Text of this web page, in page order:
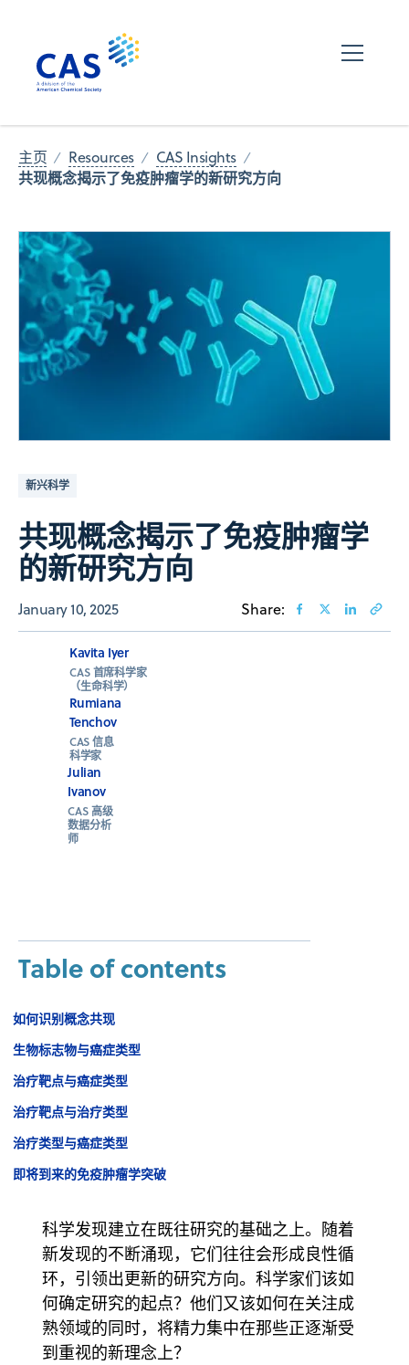
主页 Resources CAS Insights
共现概念揭示了免疫肿瘤学的新研究方向
新兴科学
共现概念揭示了免疫肿瘤学
的新研究方向
January 10, 2025 Share:
Kavita Iyer
CAS 首席科学家
（生命科学）
Rumiana
Tenchov
CAS 信息
科学家
Julian
Ivanov
CAS 高级
数据分析
师
Table of contents
如何识别概念共现
生物标志物与癌症类型
‍治疗靶点与癌症类型
治疗靶点与治疗类型
治疗类型与癌症类型
即将到来的免疫肿瘤学突破
科学发现建立在既往研究的基础之上。随着
新发现的不断涌现，它们往往会形成良性循
环，引领出更新的研究方向。科学家们该如
何确定研究的起点？他们又该如何在关注成
熟领域的同时，将精力集中在那些正逐渐受
到重视的新理念上？